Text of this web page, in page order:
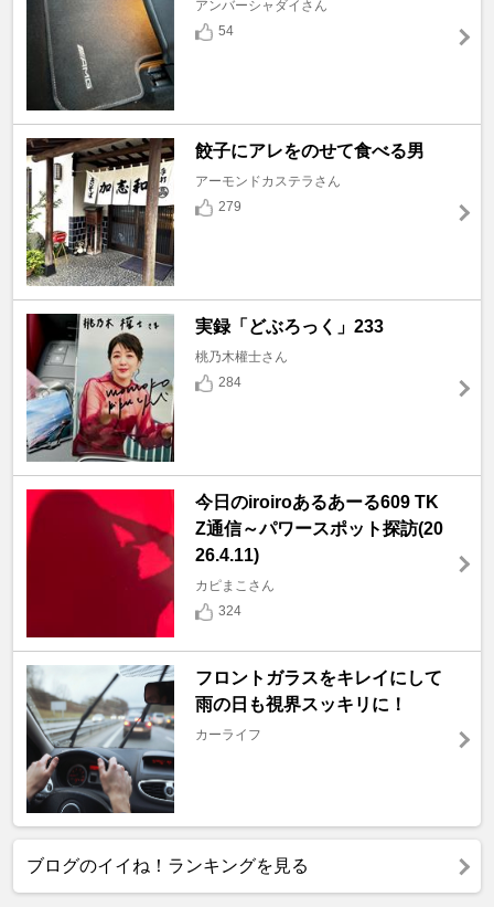
アンバーシャダイさん
54
餃子にアレをのせて食べる男
アーモンドカステラさん
279
実録「どぶろっく」233
桃乃木權士さん
284
今日のiroiroあるあーる609 TK
Z通信～パワースポット探訪(20
26.4.11)
カピまこさん
324
フロントガラスをキレイにして
雨の日も視界スッキリに！
カーライフ
ブログのイイね！ランキングを見る